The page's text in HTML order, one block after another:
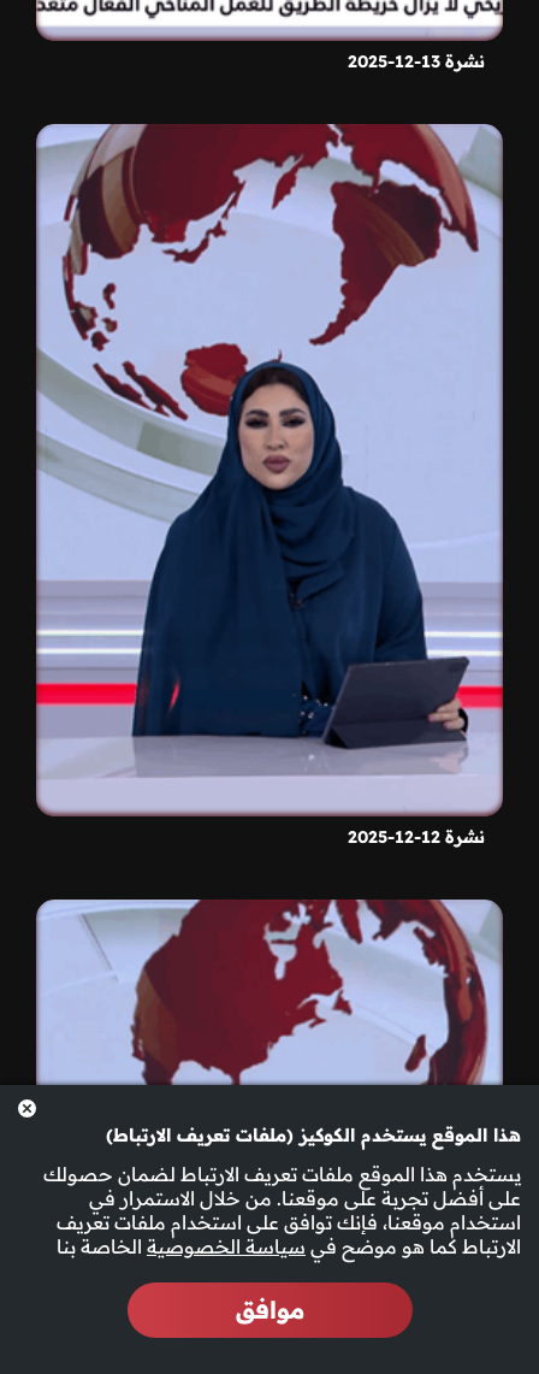
نشرة 13-12-2025
نشرة 12-12-2025
هذا الموقع يستخدم الكوكيز (ملفات تعريف الارتباط)
يستخدم هذا الموقع ملفات تعريف الارتباط لضمان حصولك
على أفضل تجربة على موقعنا. من خلال الاستمرار في
استخدام موقعنا، فإنك توافق على استخدام ملفات تعريف
الارتباط كما هو موضح في سياسة الخصوصية الخاصة بنا
موافق